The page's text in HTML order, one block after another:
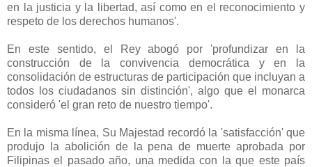
en la justicia y la libertad, así como en el reconocimiento y
respeto de los derechos humanos'.
En este sentido, el Rey abogó por 'profundizar en la
construcción de la convivencia democrática y en la
consolidación de estructuras de participación que incluyan a
todos los ciudadanos sin distinción', algo que el monarca
consideró 'el gran reto de nuestro tiempo'.
En la misma línea, Su Majestad recordó la 'satisfacción' que
produjo la abolición de la pena de muerte aprobada por
Filipinas el pasado año, una medida con la que este país